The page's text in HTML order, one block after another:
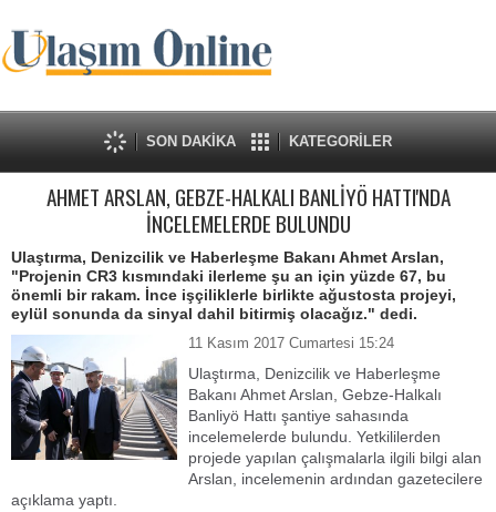
SON DAKİKA KATEGORİLER
AHMET ARSLAN, GEBZE-HALKALI BANLİYÖ HATTI'NDA
İNCELEMELERDE BULUNDU
Ulaştırma, Denizcilik ve Haberleşme Bakanı Ahmet Arslan,
"Projenin CR3 kısmındaki ilerleme şu an için yüzde 67, bu
önemli bir rakam. İnce işçiliklerle birlikte ağustosta projeyi,
eylül sonunda da sinyal dahil bitirmiş olacağız." dedi.
11 Kasım 2017 Cumartesi 15:24
Ulaştırma, Denizcilik ve Haberleşme
Bakanı Ahmet Arslan, Gebze-Halkalı
Banliyö Hattı şantiye sahasında
incelemelerde bulundu. Yetkililerden
projede yapılan çalışmalarla ilgili bilgi alan
Arslan, incelemenin ardından gazetecilere
açıklama yaptı.